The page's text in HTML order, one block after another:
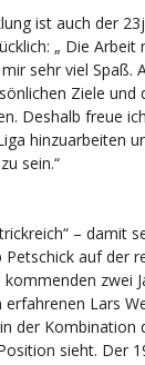
ist auch der
„ Die
sehr viel Spaß.
Ziele und
Deshalb freue
hinzuarbeiten
sein.“
– damit
Petschick auf der
zwei
erfahrenen Lars
der Kombination
sieht. Der